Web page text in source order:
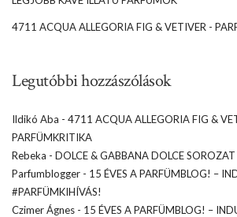
4711 ACQUA ALLEGORIA FIG & VETIVER -
Legutóbbi hozzászólások
Ildikó Aba - 4711 ACQUA ALLEGORIA FIG &
PARFÜMKRITIKA
Rebeka - DOLCE & GABBANA DOLCE SOROZAT
Parfumblogger - 15 ÉVES A PARFÜMBLOG! –
#PARFÜMKIHÍVÁS!
Czimer Ágnes - 15 ÉVES A PARFÜMBLOG! –